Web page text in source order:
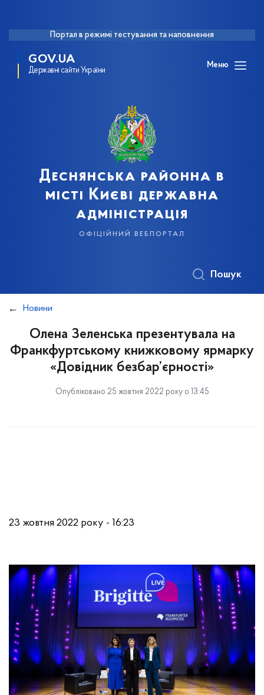
Портал в режимі тестування та наповнення
GOV.UA
Державні сайти України
Меню
Деснянська районна в
місті Києві державна
адміністрація
офіційний вебпортал
Пошук
Новини
Олена Зеленська презентувала на
Франкфуртському книжковому ярмарку
«Довідник безбар’єрності»
Опубліковано 25 жовтня 2022 року о 13:45
23 жовтня 2022 року - 16:23